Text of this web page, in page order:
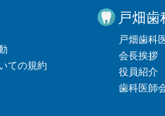
ての規約
戸畑
戸畑歯科
会長挨拶
役員紹介
歯科医師